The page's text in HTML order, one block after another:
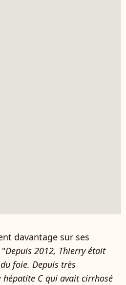
davantage sur ses
"Depuis 2012, Thierry était
foie. Depuis très
C qui avait cirrhosé